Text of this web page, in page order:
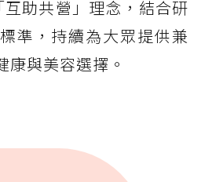
互助共營」理念，結合研
準，持續為大眾提供兼
康與美容選擇。